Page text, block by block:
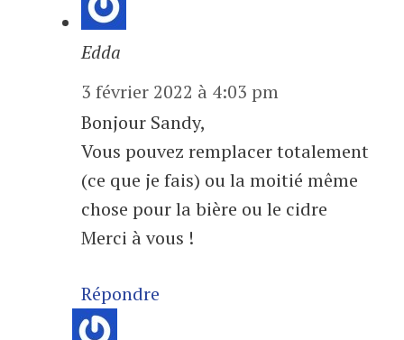
Edda
3 février 2022 à 4:03 pm
Bonjour Sandy,
Vous pouvez remplacer totalement
(ce que je fais) ou la moitié même
chose pour la bière ou le cidre
Merci à vous !
Répondre